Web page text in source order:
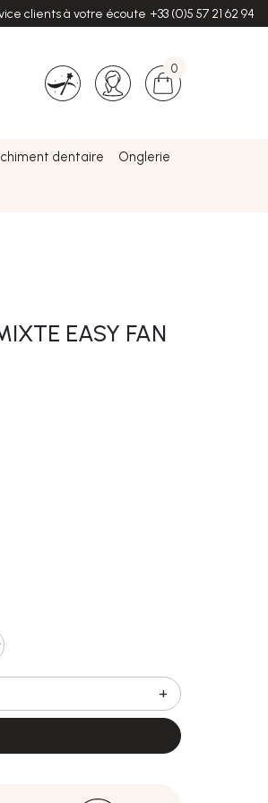
clients à votre écoute +33 (0)5 57 21 62 94
0
dentaire Onglerie
EASY FAN
+